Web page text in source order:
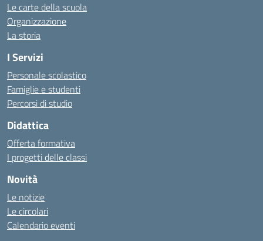
Le carte della scuola
Organizzazione
La storia
I Servizi
Personale scolastico
Famiglie e studenti
Percorsi di studio
Didattica
Offerta formativa
I progetti delle classi
Novità
Le notizie
Le circolari
Calendario eventi